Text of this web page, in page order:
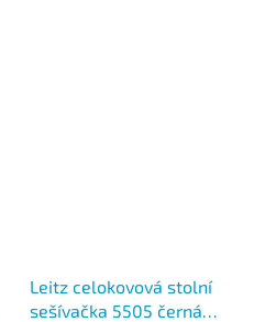
Leitz celokovová stolní
sešívačka 5505 černá